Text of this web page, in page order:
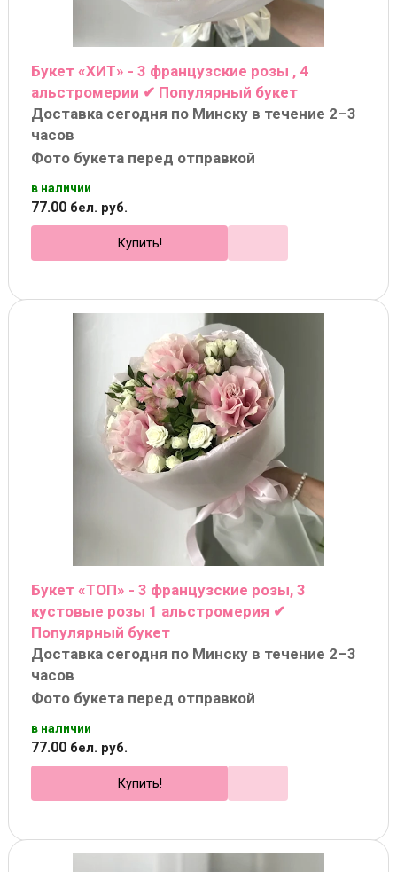
Букет «ХИТ» - 3 французские розы , 4
альстромерии ✔ Популярный букет
Доставка сегодня по Минску в течение 2–3
часов
Фото букета перед отправкой
в наличии
77.00 бел. руб.
Купить!
Букет «ТОП» - 3 французские розы, 3
кустовые розы 1 альстромерия ✔
Популярный букет
Доставка сегодня по Минску в течение 2–3
часов
Фото букета перед отправкой
в наличии
77.00 бел. руб.
Купить!